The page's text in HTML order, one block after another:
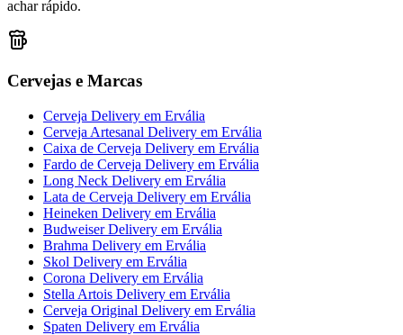
achar rápido.
Cervejas e Marcas
Cerveja Delivery em Ervália
Cerveja Artesanal Delivery em Ervália
Caixa de Cerveja Delivery em Ervália
Fardo de Cerveja Delivery em Ervália
Long Neck Delivery em Ervália
Lata de Cerveja Delivery em Ervália
Heineken Delivery em Ervália
Budweiser Delivery em Ervália
Brahma Delivery em Ervália
Skol Delivery em Ervália
Corona Delivery em Ervália
Stella Artois Delivery em Ervália
Cerveja Original Delivery em Ervália
Spaten Delivery em Ervália